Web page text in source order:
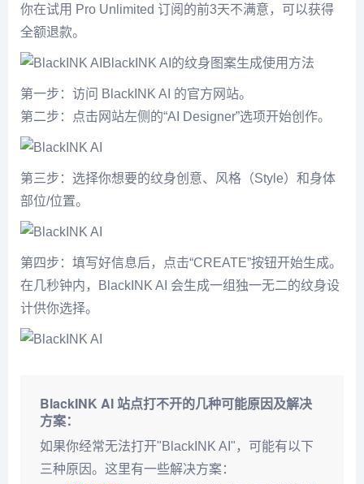
你在试用 Pro Unlimited 订阅的前3天不满意，可以获得
全额退款。
BlackINK AI的纹身图案生成使用方法
第一步：访问 BlackINK AI 的官方网站。
第二步：点击网站左侧的“AI Designer”选项开始创作。
第三步：选择你想要的纹身创意、风格（Style）和身体
部位/位置。
第四步：填写好信息后，点击“CREATE”按钮开始生成。
在几秒钟内，BlackINK AI 会生成一组独一无二的纹身设
计供你选择。
BlackINK AI 站点打不开的几种可能原因及解决
方案：
如果你经常无法打开"BlackINK AI"，可能有以下
三种原因。这里有一些解决方案：